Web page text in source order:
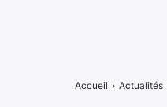
Accueil › Actualités